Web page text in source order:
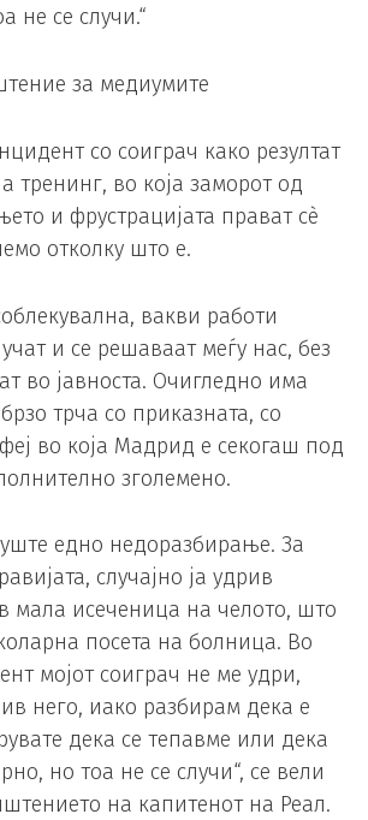
не се случи.“
за медиумите
со соиграч како резултат
тренинг, во која заморот од
и фрустрацијата прават сè
отколку што е.
вакви работи
и се решаваат меѓу нас, без
во јавноста. Очигледно има
трча со приказната, со
во која Мадрид е секогаш под
зголемено.
едно недоразбирање. За
случајно ја удрив
мала исеченица на челото, што
посета на болница. Во
мојот соиграч не ме удри,
него, иако разбирам дека е
дека се тепавме или дека
но тоа не се случи“, се вели
на капитенот на Реал.